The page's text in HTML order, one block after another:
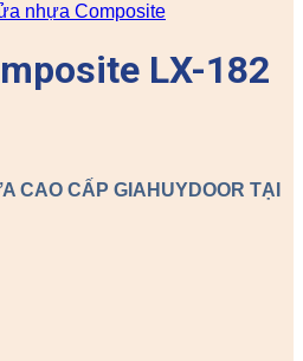
nhựa Composite
LX-182
CAO CẤP GIAHUYDOOR TẠI